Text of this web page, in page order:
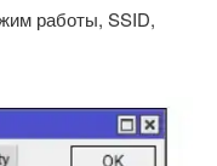
работы, SSID,